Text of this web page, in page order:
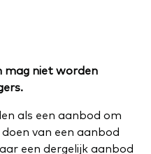
mag niet worden
als een aanbod om
van een aanbod
een dergelijk aanbod